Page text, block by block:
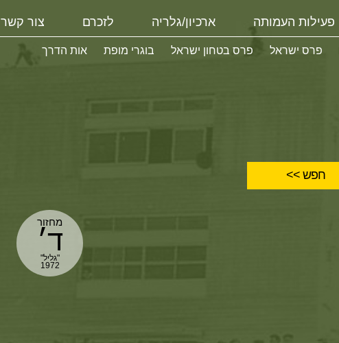
פרס ישראל פרס בטחון ישראל בוגרי מופת אות הדרך
פעילות העמותה ארכיון/גלריה לזכרם צור קשר
מחזור
ד׳
"גליל"
1972